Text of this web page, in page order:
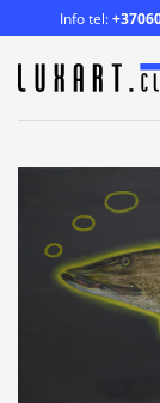
to
content
Info tel: